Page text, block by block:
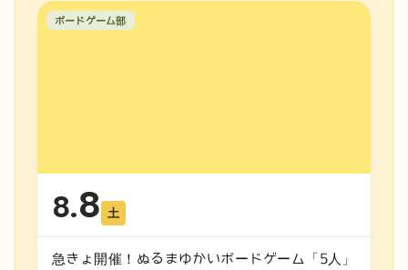
ボードゲーム部
8.8 土
急きょ開催！ぬるまゆかいボードゲーム「5人」